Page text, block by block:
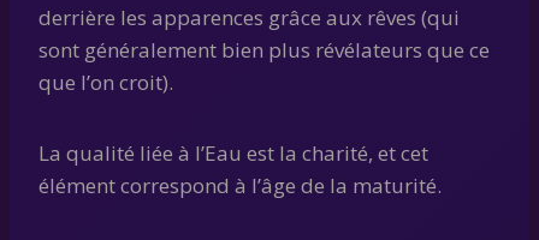
derrière les apparences grâce aux rêves (qui
sont généralement bien plus révélateurs que ce
que l’on croit).
La qualité liée à l’Eau est la charité, et cet
élément correspond à l’âge de la maturité.